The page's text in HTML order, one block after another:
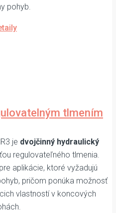
pohyb.
tlmením
je dvojčinný hydraulický
regulovateľného tlmenia.
aplikácie, ktoré vyžadujú
pričom ponúka možnosť
vlastností v koncových